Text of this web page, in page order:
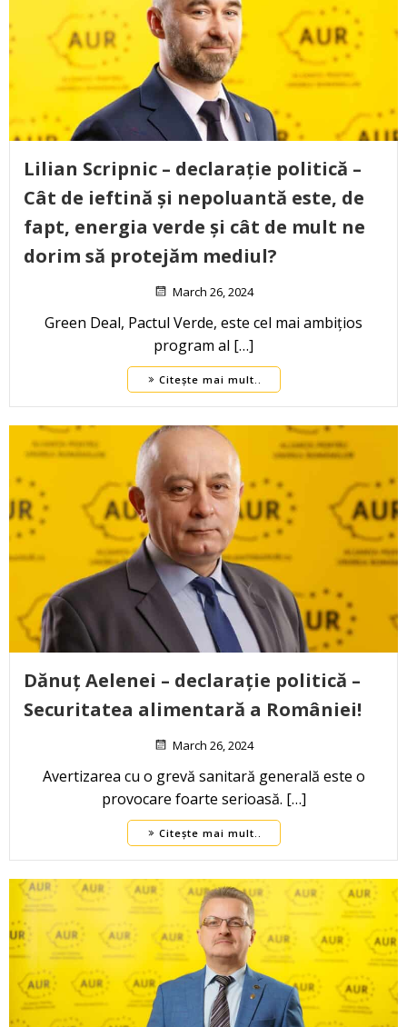
Lilian Scripnic – declarație politică –
Cât de ieftină și nepoluantă este, de
fapt, energia verde și cât de mult ne
dorim să protejăm mediul?
March 26, 2024
Green Deal, Pactul Verde, este cel mai ambițios
program al […]
Citește mai mult..
Dănuț Aelenei – declarație politică –
Securitatea alimentară a României!
March 26, 2024
Avertizarea cu o grevă sanitară generală este o
provocare foarte serioasă. […]
Citește mai mult..